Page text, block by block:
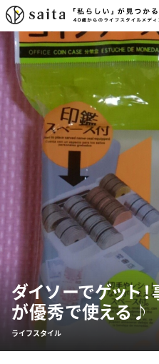
ダイソーでゲット
が優秀で使える♪
ライフスタイル